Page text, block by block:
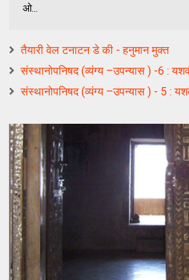
ओ...
तैयारी वेल टनाटन डे की - हनुमान मुक्त
संस्थानोपनिषद (व्यंग्य –उपन्यास ) -6 :
संस्थानोपनिषद (व्यंग्य –उपन्यास ) - 5 :